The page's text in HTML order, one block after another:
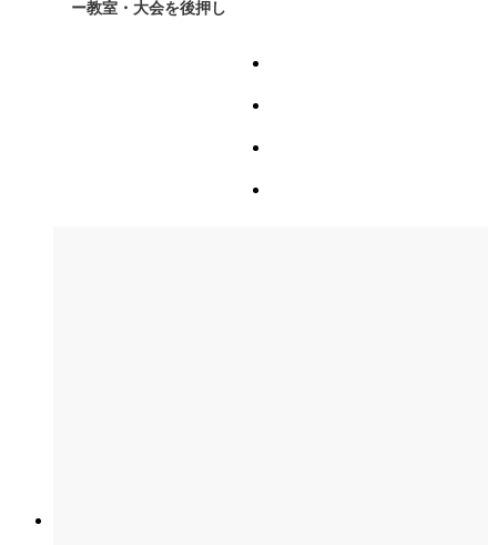
ー教室・大会を後押し